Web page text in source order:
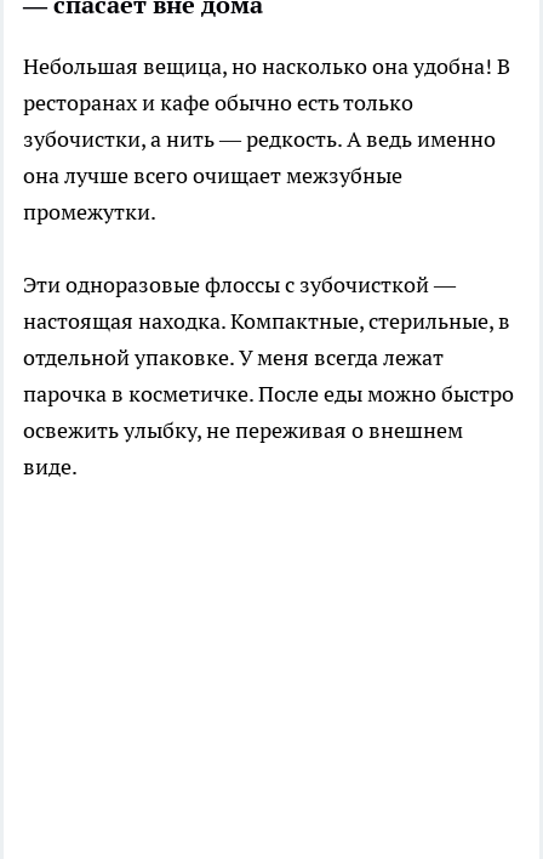
Небольшая вещица, но насколько она удобна! В
ресторанах и кафе обычно есть только
зубочистки, а нить — редкость. А ведь именно
она лучше всего очищает межзубные
промежутки.
Эти одноразовые флоссы с зубочисткой —
настоящая находка. Компактные, стерильные, в
отдельной упаковке. У меня всегда лежат
парочка в косметичке. После еды можно быстро
освежить улыбку, не переживая о внешнем
виде.